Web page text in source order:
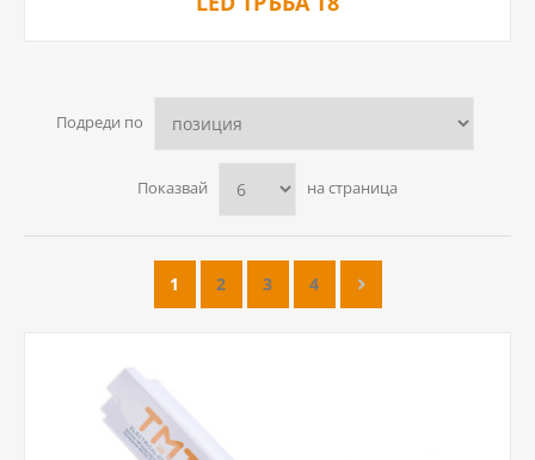
Подреди по
Показвай на страница
1 2 3 4